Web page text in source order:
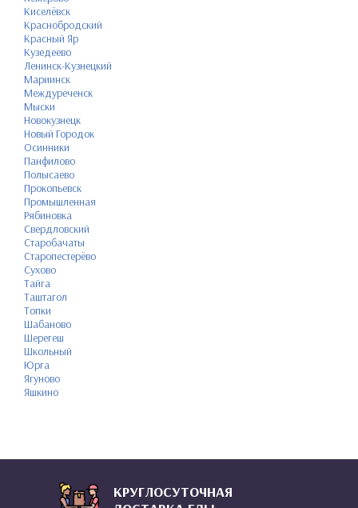
Киселёвск
Краснобродский
Красный Яр
Кузедеево
Ленинск-Кузнецкий
Мариинск
Междуреченск
Мыски
Новокузнецк
Новый Городок
Осинники
Панфилово
Полысаево
Прокопьевск
Промышленная
Рябиновка
Свердловский
Старобачаты
Старопестерёво
Сухово
Тайга
Таштагол
Топки
Шабаново
Шерегеш
Школьный
Юрга
Ягуново
Яшкино
КРУГЛОСУТОЧНАЯ